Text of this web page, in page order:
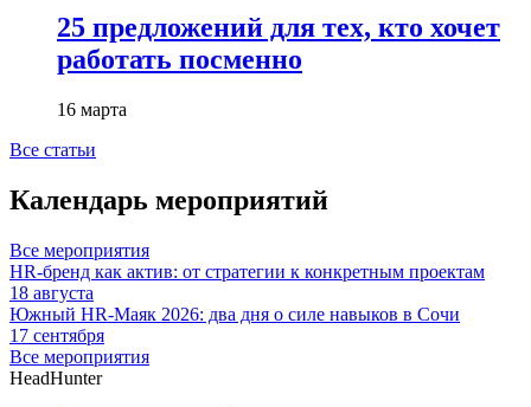
25 предложений для тех, кто хочет
работать посменно
16 марта
Все статьи
Календарь мероприятий
Все мероприятия
HR-бренд как актив: от стратегии к конкретным проектам
18 августа
Южный HR-Маяк 2026: два дня о силе навыков в Сочи
17 сентября
Все мероприятия
HeadHunter